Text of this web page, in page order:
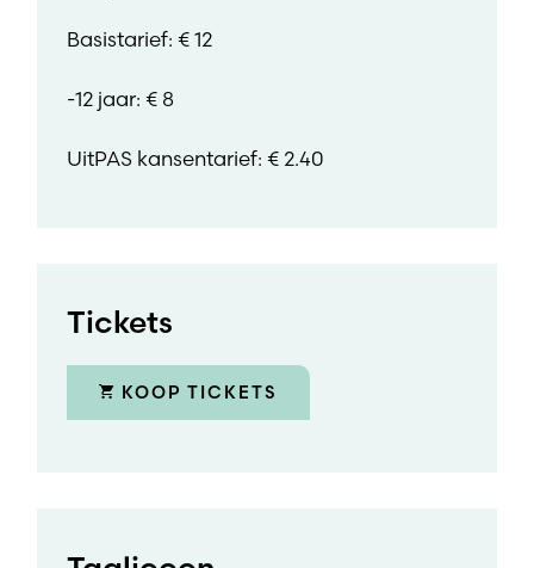
Basistarief: € 12
-12 jaar: € 8
UitPAS kansentarief: € 2.40
Tickets
KOOP TICKETS